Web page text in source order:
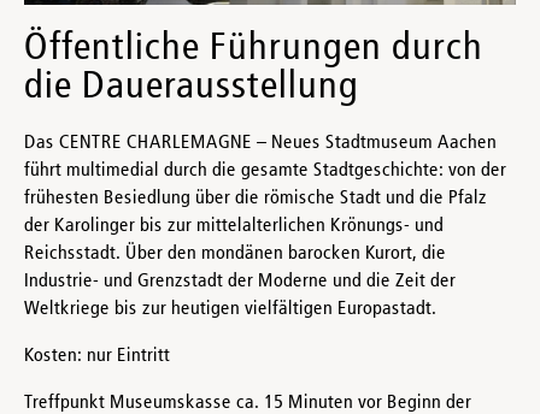
Öffentliche Führungen durch
die Dauerausstellung
Das CENTRE CHARLEMAGNE – Neues Stadtmuseum Aachen
führt multimedial durch die gesamte Stadtgeschichte: von der
frühesten Besiedlung über die römische Stadt und die Pfalz
der Karolinger bis zur mittelalterlichen Krönungs- und
Reichsstadt. Über den mondänen barocken Kurort, die
Industrie- und Grenzstadt der Moderne und die Zeit der
Weltkriege bis zur heutigen vielfältigen Europastadt.
Kosten: nur Eintritt
Treffpunkt Museumskasse ca. 15 Minuten vor Beginn der